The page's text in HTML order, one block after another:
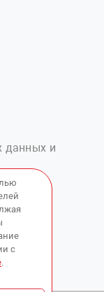
данных и
с
.